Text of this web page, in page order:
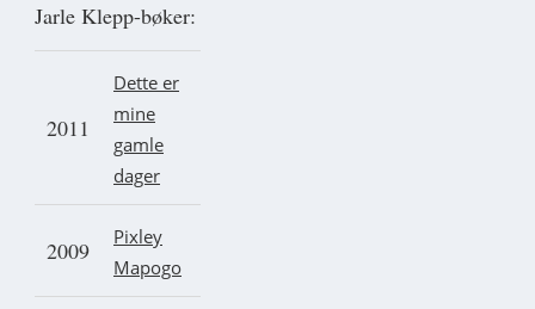
Jarle Klepp-bøker:
2011
Dette er
mine
gamle
dager
2009
Pixley
Mapogo